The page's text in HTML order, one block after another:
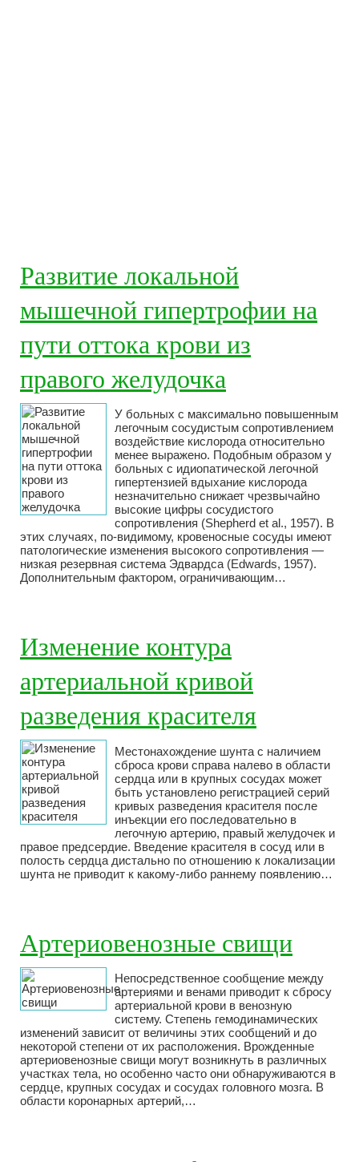
Развитие локальной
мышечной гипертрофии на
пути оттока крови из
правого желудочка
У больных с максимально повышенным
легочным сосудистым сопротивлением
воздействие кислорода относительно
менее выражено. Подобным образом у
больных с идиопатической легочной
гипертензией вдыхание кислорода
незначительно снижает чрезвычайно
высокие цифры сосудистого
сопротивления (Shepherd et al., 1957). В
этих случаях, по-видимому, кровеносные сосуды имеют
патологические изменения высокого сопротивления —
низкая резервная система Эдвардса (Edwards, 1957).
Дополнительным фактором, ограничивающим…
Изменение контура
артериальной кривой
разведения красителя
Местонахождение шунта с наличием
сброса крови справа налево в области
сердца или в крупных сосудах может
быть установлено регистрацией серий
кривых разведения красителя после
инъекции его последовательно в
легочную артерию, правый желудочек и
правое предсердие. Введение красителя в сосуд или в
полость сердца дистально по отношению к локализации
шунта не приводит к какому-либо раннему появлению…
Артериовенозные свищи
Непосредственное сообщение между
артериями и венами приводит к сбросу
артериальной крови в венозную
систему. Степень гемодинамических
изменений зависит от величины этих сообщений и до
некоторой степени от их расположения. Врожденные
артериовенозные свищи могут возникнуть в различных
участках тела, но особенно часто они обнаруживаются в
сердце, крупных сосудах и сосудах головного мозга. В
области коронарных артерий,…